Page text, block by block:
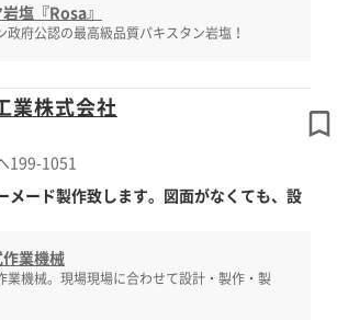
塩『Rosa』
政府公認の最高級品質パキスタン岩塩！
業株式会社
199-1051
メード製作致します。図面がなくても、設
業機械
業機械。現場現場に合わせて設計・製作・製